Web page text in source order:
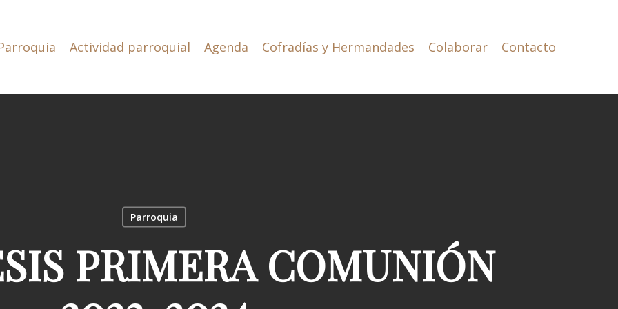
Actividad parroquial Agenda Cofradías y Hermandades Colaborar Contacto
Parroquia
PRIMERA COMUNIÓN